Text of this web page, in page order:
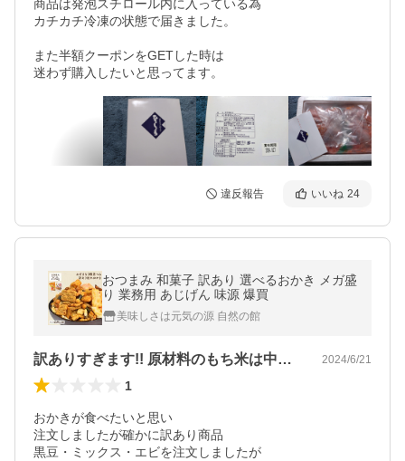
商品は発泡スチロール内に入っている為
カチカチ冷凍の状態で届きました。
また半額クーポンをGETした時は
迷わず購入したいと思ってます。
違反報告 いいね 24
おつまみ 和菓子 訳あり 選べるおかき メガ盛
り 業務用 あじげん 味源 爆買
美味しさは元気の源 自然の館
訳ありすぎます!! 原材料のもち米は中国産 2024/6/21
1
おかきが食べたいと思い
注文しましたが確かに訳あり商品
黒豆・ミックス・エビを注文しましたが